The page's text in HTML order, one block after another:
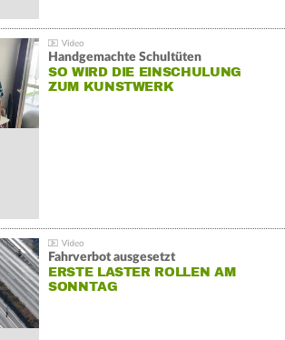
Handgemachte Schultüten
SO WIRD DIE EINSCHULUNG
ZUM KUNSTWERK
Fahrverbot ausgesetzt
ERSTE LASTER ROLLEN AM
SONNTAG